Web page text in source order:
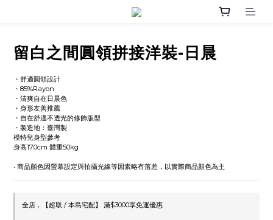
留白之間圓領拼接洋裝-日晨
・舒適圓領設計
・85%Rayon
・清爽自在日晨色
・身形友善推薦
・自在舒適不透光的修飾版型
・製造地：臺灣製
模特兒身型參考
身高170cm 體重50kg
‧ 商品顏色因螢幕設定與拍攝光線等因素略有落差，以實際商品顏色為主
全店，【超取 / 本島宅配】 滿$3000享免運優惠